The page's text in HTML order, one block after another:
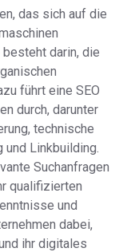
das sich auf die
darin, die
führt eine SEO
durch, darunter
technische
und Linkbuilding.
Suchanfragen
qualifizierten
und
dabei,
ihr digitales